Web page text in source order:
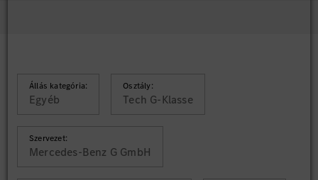
Állás kategória:
Egyéb
Osztály:
Tech G-Klasse
Szervezet:
Mercedes-Benz G GmbH